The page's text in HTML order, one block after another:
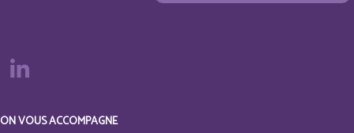
ON VOUS ACCOMPAGNE